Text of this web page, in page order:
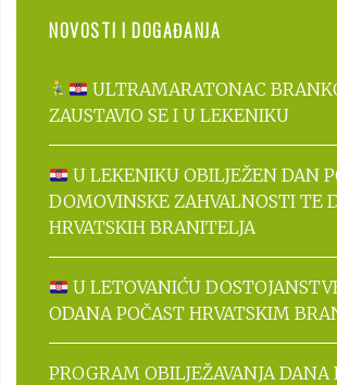
NOVOSTI I DOGAĐANJA
ULTRAMARATONAC
ZAUSTAVIO SE I U LEKENIKU
U LEKENIKU OBILJEŽEN DAN
DOMOVINSKE ZAHVALNOSTI TE
HRVATSKIH BRANITELJA
U LETOVANIĆU
ODANA POČAST HRVATSKIM
PROGRAM OBILJEŽAVANJA DANA